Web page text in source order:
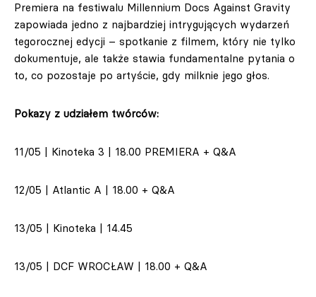
Premiera na festiwalu Millennium Docs Against Gravity
zapowiada jedno z najbardziej intrygujących wydarzeń
tegorocznej edycji – spotkanie z filmem, który nie tylko
dokumentuje, ale także stawia fundamentalne pytania o
to, co pozostaje po artyście, gdy milknie jego głos.
Pokazy z udziałem twórców:
11/05 | Kinoteka 3 | 18.00 PREMIERA + Q&A
12/05 | Atlantic A | 18.00 + Q&A
13/05 | Kinoteka | 14.45
13/05 | DCF WROCŁAW | 18.00 + Q&A